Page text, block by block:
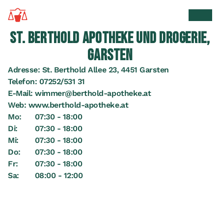
Zur Startseite
ST. BERTHOLD APOTHEKE UND DROGERIE,
GARSTEN
Adresse: St. Berthold Allee 23, 4451 Garsten
Telefon: 07252/531 31
E-Mail:wimmer@berthold-apotheke.at
Web: www.berthold-apotheke.at
Mo:
07:30 - 18:00
Di:
07:30 - 18:00
Mi:
07:30 - 18:00
Do:
07:30 - 18:00
Fr:
07:30 - 18:00
Sa:
08:00 - 12:00